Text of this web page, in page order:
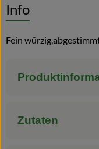
Info
Fein
Zutaten